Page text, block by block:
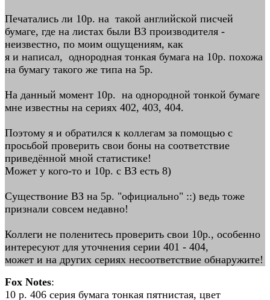
Печатались ли 10р. на такой английской писчей
бумаге, где на листах были ВЗ производителя -
неизвестно, по моим ощущениям, как
я и написал, однородная тонкая бумага на 10р. похожа
на бумагу такого же типа на 5р.
На данный момент 10р. на однородной тонкой бумаге
мне известны на сериях 402, 403, 404.
Поэтому я и обратился к коллегам за помощью с
просьбой проверить свои боны на соответствие
приведённой мной статистике!
Может у кого-то и 10р. c ВЗ есть 8)
Существоние ВЗ на 5р. "официально" ::) ведь тоже
признали совсем недавно!
Коллеги не поленитесь проверить свои 10р., особенно
интересуют для уточнения серии 401 - 404,
может и на других сериях несоответствие обнаружите!
Fox Notes:
10 р. 406 серия бумага тонкая пятнистая, цвет